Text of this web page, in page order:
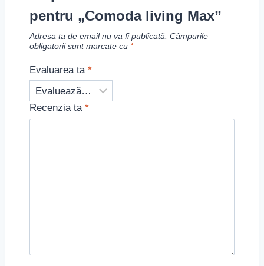
pentru „Comoda living Max”
Adresa ta de email nu va fi publicată. Câmpurile
obligatorii sunt marcate cu *
Evaluarea ta *
Recenzia ta *